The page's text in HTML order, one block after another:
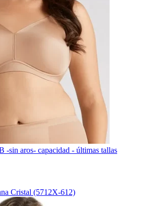
-sin aros- capacidad - últimas tallas
Cristal (5712X-612)